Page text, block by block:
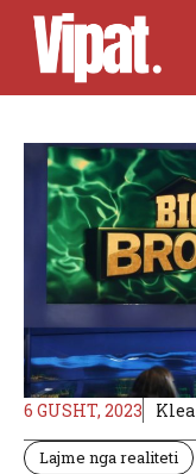
Skip
content
6 GUSHT, 2023 Klea
Lajme nga realiteti